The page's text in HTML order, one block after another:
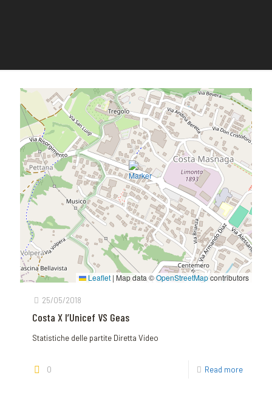
Leaflet | Map data ©OpenStreetMapcontributors
25/05/2018
Costa X l’Unicef VS Geas
Statistiche delle partite Diretta Video
0 Read more